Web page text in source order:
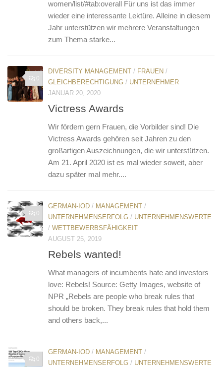
women/list/#tab:overall Für uns ist das immer
wieder eine interessante Lektüre. Alleine in diesem
Jahr unterstützen wir mehrere Veranstaltungen
zum Thema starke...
0
DIVERSITY MANAGEMENT / FRAUEN /
GLEICHBERECHTIGUNG / UNTERNEHMER
JANUAR 20, 2020
Victress Awards
Wir fördern gern Frauen, die Vorbilder sind! Die
Victress Awards gehören seit Jahren zu den
großartigen Auszeichnungen, die wir unterstützen.
Am 21. April 2020 ist es mal wieder soweit, aber
dazu später mal mehr....
0
GERMAN-IOD / MANAGEMENT /
UNTERNEHMENSERFOLG / UNTERNEHMENSWERTE
/ WETTBEWERBSFÄHIGKEIT
AUGUST 25, 2019
Rebels wanted!
What managers of incumbents hate and investors
love: Rebels! Source: Getty Images, website of
NPR „Rebels are people who break rules that
should be broken. They break rules that hold them
and others back,...
0
GERMAN-IOD / MANAGEMENT /
UNTERNEHMENSERFOLG / UNTERNEHMENSWERTE